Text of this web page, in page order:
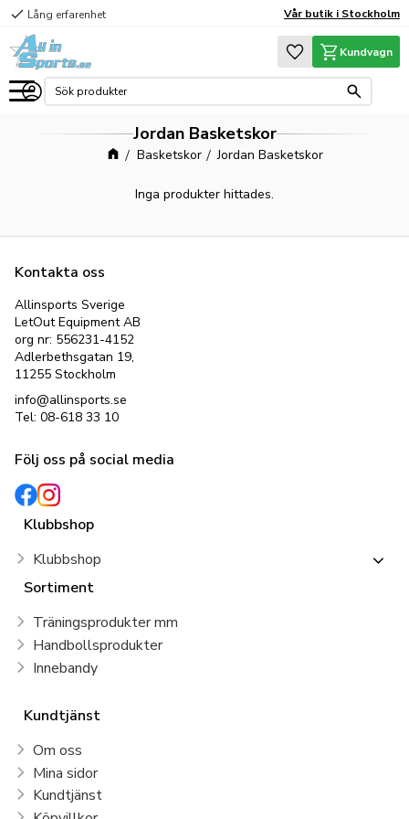
Meny
check Lång erfarenhet Vår butik i Stockholm
Favoriter
Kundvagn
Jordan Basketskor
Basketskor Jordan Basketskor
Inga produkter hittades.
Kontakta oss
Allinsports Sverige
LetOut Equipment AB
org nr: 556231-4152
Adlerbethsgatan 19,
11255 Stockholm
info@allinsports.se
Tel: 08-618 33 10
Följ oss på social media
Klubbshop
Klubbshop
Sortiment
Träningsprodukter mm
Handbollsprodukter
Innebandy
Kundtjänst
Om oss
Mina sidor
Kundtjänst